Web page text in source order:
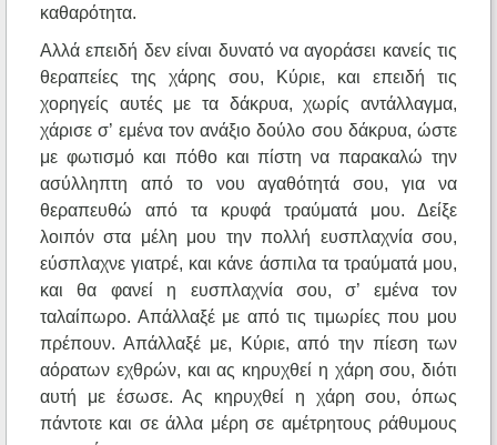
καθαρότητα.
Αλλά επειδή δεν είναι δυνατό να αγοράσει κανείς τις
θεραπείες της χάρης σου, Κύριε, και επειδή τις
χορηγείς αυτές με τα δάκρυα, χωρίς αντάλλαγμα,
χάρισε σ’ εμένα τον ανάξιο δούλο σου δάκρυα, ώστε
με φωτισμό και πόθο και πίστη να παρακαλώ την
ασύλληπτη από το νου αγαθότητά σου, για να
θεραπευθώ από τα κρυφά τραύματά μου. Δείξε
λοιπόν στα μέλη μου την πολλή ευσπλαχνία σου,
εύσπλαχνε γιατρέ, και κάνε άσπιλα τα τραύματά μου,
και θα φανεί η ευσπλαχνία σου, σ’ εμένα τον
ταλαίπωρο. Απάλλαξέ με από τις τιμωρίες που μου
πρέπουν. Απάλλαξέ με, Κύριε, από την πίεση των
αόρατων εχθρών, και ας κηρυχθεί η χάρη σου, διότι
αυτή με έσωσε. Ας κηρυχθεί η χάρη σου, όπως
πάντοτε και σε άλλα μέρη σε αμέτρητους ράθυμους